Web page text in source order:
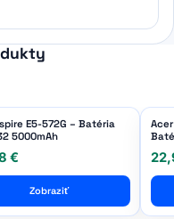
E5-572G – Batéria
5000mAh
€
Zobraziť